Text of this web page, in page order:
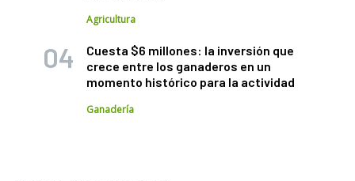
Agricultura
Cuesta $6 millones: la inversión que
crece entre los ganaderos en un
momento histórico para la actividad
Ganadería